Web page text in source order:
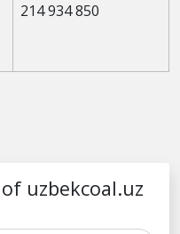
214 934 850
uzbekcoal.uz